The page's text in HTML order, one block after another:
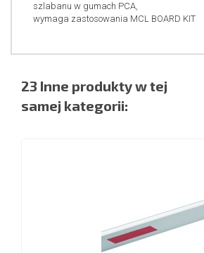
szlabanu w gumach PCA,
wymaga zastosowania MCL BOARD KIT
23 Inne produkty w tej
samej kategorii: